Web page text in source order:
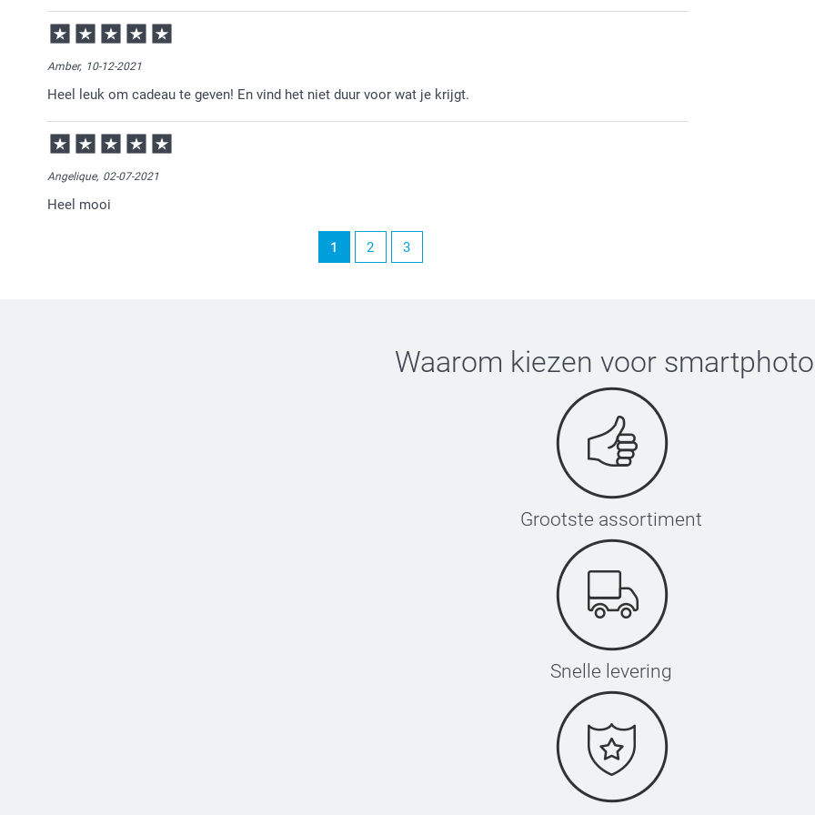
06-01-2025
12:14
Bedankt voor je review. Fijn om te horen dat je zo tevreden bent met de fotoflip!
Amber, 10-12-2021
Heel leuk om cadeau te geven! En vind het niet duur voor wat je krijgt.
Angelique, 02-07-2021
Heel mooi
1 2 3
Waarom kiezen voor smartphoto
Grootste assortiment
Snelle levering